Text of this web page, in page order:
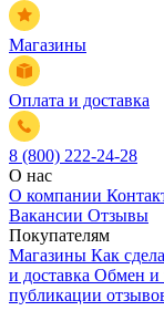
Магазины
Оплата и доставка
8 (800) 222-24-28
О нас
О компании
Вакансии Отзывы
Покупателям
Магазины Как
и доставка Обмен и
публикации